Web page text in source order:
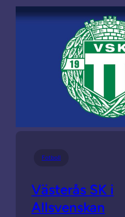
Fotboll
Västerås SK i
Allsvenskan